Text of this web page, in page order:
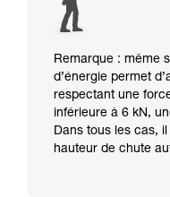
Remarque : même
d’énergie permet
respectant une
inférieure à 6 kN,
Dans tous les cas,
hauteur de chute